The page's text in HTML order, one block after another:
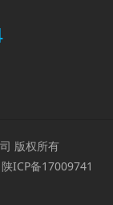
版权所有
陕ICP备17009741